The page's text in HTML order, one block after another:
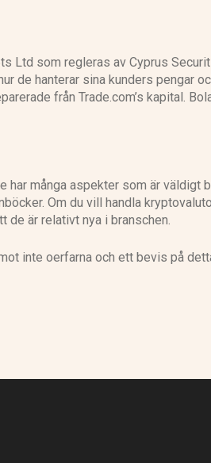
Ltd som regleras av Cyprus
de hanterar sina kunders pengar
från Trade.com’s kapital.
har många aspekter som är
Om du vill handla
de är relativt nya i branschen.
inte oerfarna och ett bevis på